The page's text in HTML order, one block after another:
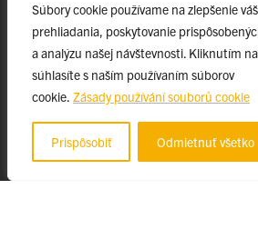
Súbory cookie používame na zlepšenie
prehliadania, poskytovanie
a analýzu našej návštevnosti. Kliknutím
súhlasíte s naším používaním súborov
cookie. Zásady používání souborů cookie
Prispôsobiť Odmietnuť všetko
Projekty
Špičkové tímy
TIP-UPJŠ
Vedecké parky
Evidencia publikačnej činnosti
Habilitačné a vymenúvacie konania